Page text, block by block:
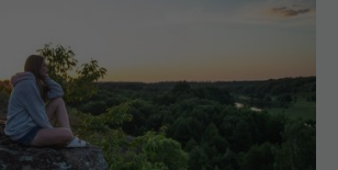
în creier când nu mai ai stimulente